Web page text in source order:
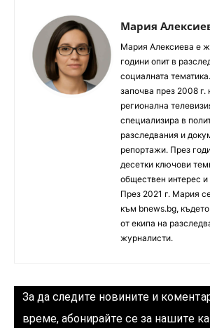
Мария
Мария Алексиева е
години опит в
социалната
започва през 2008 г.
регионална
специализира в
разследвания и
репортажи. През
десетки ключови
обществен интерес и
През 2021 г. Мария
към bnews.bg,
от екипа на
журналисти.
За да следите новините и
време, абонирайте се за нашите